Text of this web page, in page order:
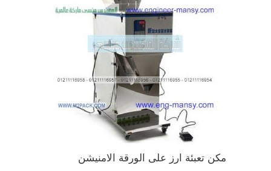
مكن تعبئة ارز على الورقة الامنيشن